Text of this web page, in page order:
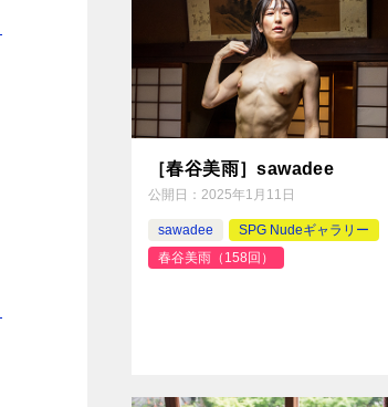
［春谷美雨］sawadee
公開日： 2025年1月11日
sawadee
SPG Nudeギャラリー
春谷美雨（158回）